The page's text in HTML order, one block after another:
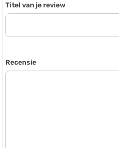
Titel van je review
Recensie